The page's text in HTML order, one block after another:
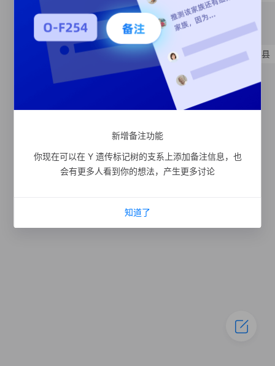
C-MF90643 形成时间距今 2550 年
C-MF923671庞** 汉族山东省 济宁市 汶上县
支系宗亲 1人
新增备注功能
你现在可以在 Y 遗传标记树的支系上添加备注信息，也
会有更多人看到你的想法，产生更多讨论
知道了